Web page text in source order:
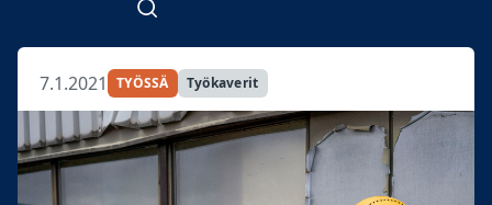
Avaa haku
7.1.2021 TYÖSSÄ Työkaverit